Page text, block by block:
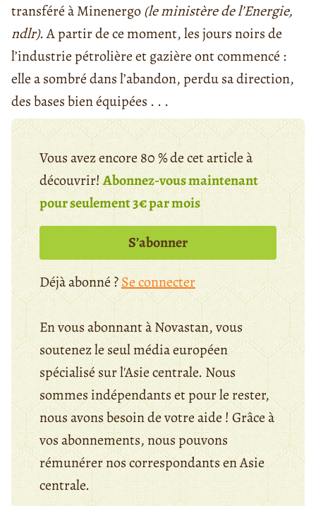
transféré à Minenergo(le ministère de l’Energie,
ndlr). A partir de ce moment, les jours noirs de
l’industrie pétrolière et gazière ont commencé :
elle a sombré dans l’abandon, perdu sa direction,
des bases bien équipées . . .
Vous avez encore 80 % de cet article à
découvrir!Abonnez-vous maintenant
pour seulement 3€ par mois
S’abonner
Déjà abonné ?Se connecter
En vous abonnant à Novastan, vous
soutenez le seul média européen
spécialisé sur l'Asie centrale. Nous
sommes indépendants et pour le rester,
nous avons besoin de votre aide ! Grâce à
vos abonnements, nous pouvons
rémunérer nos correspondants en Asie
centrale.